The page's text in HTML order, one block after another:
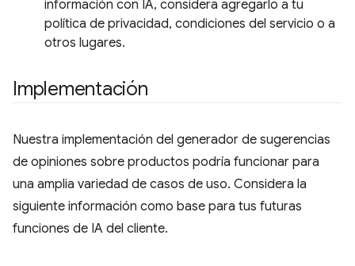
información con IA, considera agregarlo a tu
política de privacidad, condiciones del servicio o a
otros lugares.
Implementación
Nuestra implementación del generador de sugerencias
de opiniones sobre productos podría funcionar para
una amplia variedad de casos de uso. Considera la
siguiente información como base para tus futuras
funciones de IA del cliente.